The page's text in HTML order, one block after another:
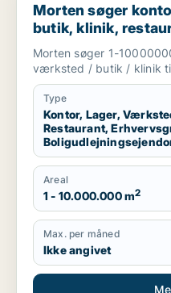
Morten søger
butik, klinik,
produktionslokaler
Nordjylland
Morten søger 1-
værksted / butik / klinik
Type
Kontor, Lager,
Restaurant,
Produktionslokaler
Areal
1 - 10.000.000 m2
Max. per måned
Ikke angivet